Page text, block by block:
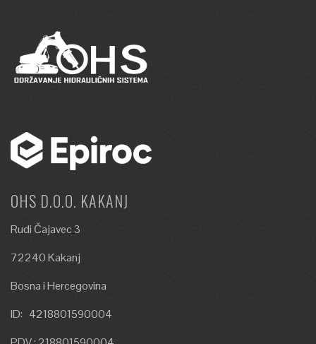
OHS D.O.O. KAKANJ
Rudi Čajavec 3
72240 Kakanj
Bosna i Hercegovina
ID: 4218801590004